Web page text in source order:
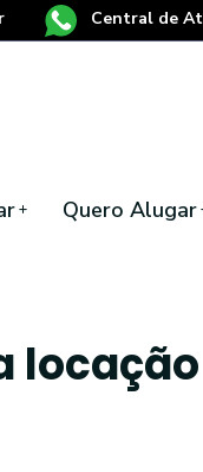
Central de
Quero Alugar